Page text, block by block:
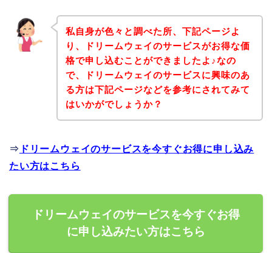
私自身が色々と調べた所、下記ページよ
り、ドリームウェイのサービスがお得な価
格で申し込むことができましたよ♪なの
で、ドリームウェイのサービスに興味のあ
る方は下記ページなどを参考にされてみて
はいかがでしょうか？
⇒ ドリームウェイのサービスを今すぐお得に申し込み
たい方はこちら
ドリームウェイのサービスを今すぐお得
に申し込みたい方はこちら